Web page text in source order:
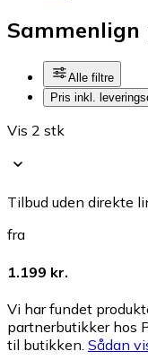
Alle filtre
Pris inkl.
Vis 2 stk
Tilbud uden direkte
fra
1.199 kr.
Vi har fundet
partnerbutikker hos
til butikken. Sådan